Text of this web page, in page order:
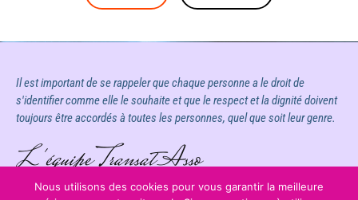
Il est important de se rappeler que chaque personne a le droit de
s'identifier comme elle le souhaite et que le respect et la dignité doivent
toujours être accordés à toutes les personnes, quel que soit leur genre.
L'équipe Transat Asso
Nous utilisons des cookies pour vous garantir la meilleure